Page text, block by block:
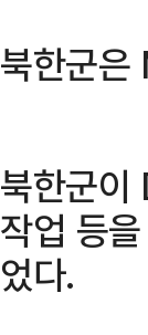
북한군
북한군이
작업 등
었다.